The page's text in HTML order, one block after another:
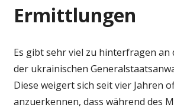
Ermittlungen
Es gibt sehr viel zu hinterfragen an
der ukrainischen
Diese weigert sich seit vier Jahren
anzuerkennen, dass während des